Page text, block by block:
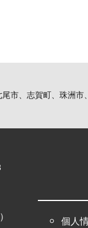
市、志賀町、珠洲
個人